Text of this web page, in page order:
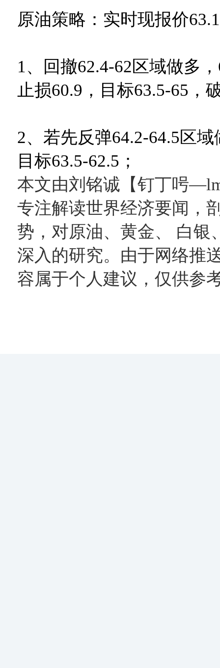
原油策略：实时现报价
1、回撤62.4-62区域做多
止损60.9，目标63.5-65，
2、若先反弹64.2-64.5区
目标63.5-62.5；
本文由刘铭诚【钉丁呺
专注解读世界经济要闻，
势，对原油、黄金、 白银
深入的研究。由于网络推
容属于个人建议，仅供参